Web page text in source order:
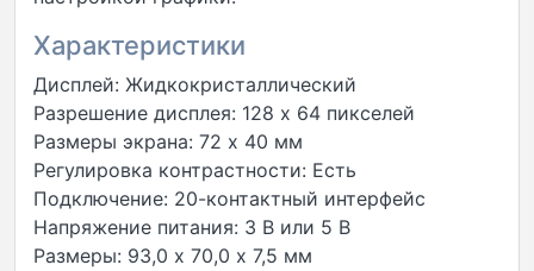
Характеристики
Дисплей: Жидкокристаллический
Разрешение дисплея: 128 х 64 пикселей
Размеры экрана: 72 х 40 мм
Регулировка контрастности: Есть
Подключение: 20-контактный интерфейс
Напряжение питания: 3 В или 5 В
Размеры: 93,0 х 70,0 х 7,5 мм